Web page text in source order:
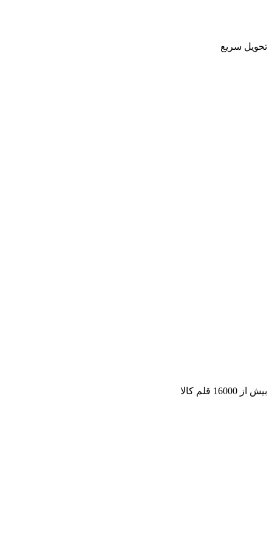
تحویل سریع
بیش از 16000 قلم کالا